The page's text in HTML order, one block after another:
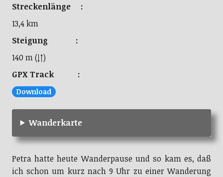
Streckenlänge :
13,4 km
Steigung :
140 m (↓↑)
GPX Track :
Download
Wanderkarte
Petra hatte heute Wanderpause und so kam es, daß
ich schon um kurz nach 9 Uhr zu einer Wanderung